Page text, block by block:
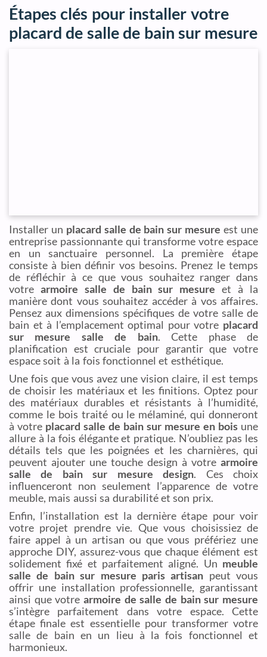
Étapes clés pour installer votre
placard de salle de bain sur mesure
Installer un placard salle de bain sur mesure est une
entreprise passionnante qui transforme votre espace
en un sanctuaire personnel. La première étape
consiste à bien définir vos besoins. Prenez le temps
de réfléchir à ce que vous souhaitez ranger dans
votre armoire salle de bain sur mesure et à la
manière dont vous souhaitez accéder à vos affaires.
Pensez aux dimensions spécifiques de votre salle de
bain et à l’emplacement optimal pour votre placard
sur mesure salle de bain. Cette phase de
planification est cruciale pour garantir que votre
espace soit à la fois fonctionnel et esthétique.
Une fois que vous avez une vision claire, il est temps
de choisir les matériaux et les finitions. Optez pour
des matériaux durables et résistants à l’humidité,
comme le bois traité ou le mélaminé, qui donneront
à votre placard salle de bain sur mesure en bois une
allure à la fois élégante et pratique. N’oubliez pas les
détails tels que les poignées et les charnières, qui
peuvent ajouter une touche design à votre armoire
salle de bain sur mesure design. Ces choix
influenceront non seulement l’apparence de votre
meuble, mais aussi sa durabilité et son prix.
Enfin, l’installation est la dernière étape pour voir
votre projet prendre vie. Que vous choisissiez de
faire appel à un artisan ou que vous préfériez une
approche DIY, assurez-vous que chaque élément est
solidement fixé et parfaitement aligné. Un meuble
salle de bain sur mesure paris artisan peut vous
offrir une installation professionnelle, garantissant
ainsi que votre armoire de salle de bain sur mesure
s’intègre parfaitement dans votre espace. Cette
étape finale est essentielle pour transformer votre
salle de bain en un lieu à la fois fonctionnel et
harmonieux.